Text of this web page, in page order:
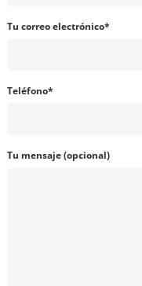
Tu correo electrónico*
Teléfono*
Tu mensaje (opcional)